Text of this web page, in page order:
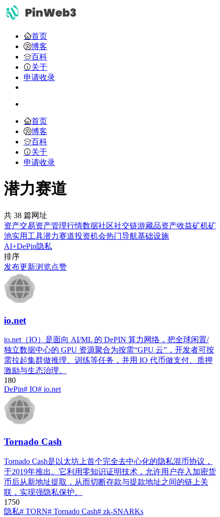
首页
博客
百科
关于
申请收录
首页
博客
百科
关于
申请收录
潜力赛道
共 38 篇网址
资产交易资产管理行情数据社区社交链游藏品资产收益矿机矿
池实用工具潜力赛道投资机会热门导航基础设施
AI+DePin隐私
排序
发布更新浏览点赞
io.net
io.net（IO）是面向 AI/ML 的 DePIN 算力网络，把全球闲置/
独立数据中心的 GPU 资源聚合为按需“GPU 云”，开发者可按
需拉起集群做推理、训练等任务，并用 IO 代币做支付、质押
激励与生态治理。
180
DePin# IO# io.net
Tornado Cash
Tornado Cash是以太坊上首个完全去中心化的隐私混币协议，
于2019年推出。它利用零知识证明技术，允许用户存入加密货
币后从新地址提取，从而切断存款与提款地址之间的链上关
联，实现强隐私保护。
1750
隐私# TORN# Tornado Cash# zk-SNARKs